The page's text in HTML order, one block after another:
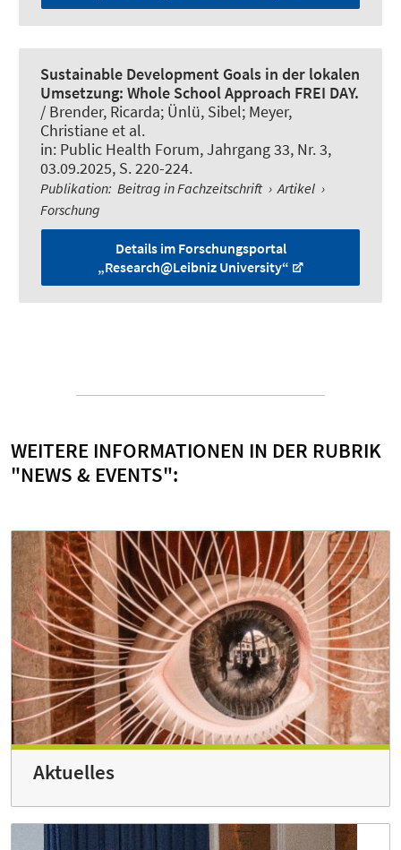
Sustainable Development Goals in der lokalen
Umsetzung: Whole School Approach FREI DAY.
/ Brender, Ricarda; Ünlü, Sibel; Meyer,
Christianeet al.
in: Public Health Forum, Jahrgang 33, Nr. 3,
03.09.2025, S. 220-224.
Publikation: Beitrag in Fachzeitschrift › Artikel ›
Forschung
Details im Forschungsportal
„Research@Leibniz University“
WEITERE INFORMATIONEN IN DER RUBRIK
"NEWS & EVENTS":
Aktuelles